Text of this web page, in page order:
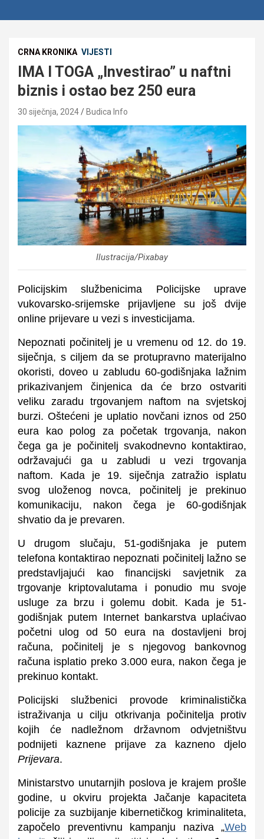
CRNA KRONIKA VIJESTI
IMA I TOGA „Investirao” u naftni
biznis i ostao bez 250 eura
30 siječnja, 2024 Budica Info
Ilustracija/Pixabay
Policijskim službenicima Policijske uprave
vukovarsko-srijemske prijavljene su još dvije
online prijevare u vezi s investicijama.
Nepoznati počinitelj je u vremenu od 12. do 19.
siječnja, s ciljem da se protupravno materijalno
okoristi, doveo u zabludu 60-godišnjaka lažnim
prikazivanjem činjenica da će brzo ostvariti
veliku zaradu trgovanjem naftom na svjetskoj
burzi. Oštećeni je uplatio novčani iznos od 250
eura kao polog za početak trgovanja, nakon
čega ga je počinitelj svakodnevno kontaktirao,
održavajući ga u zabludi u vezi trgovanja
naftom. Kada je 19. siječnja zatražio isplatu
svog uloženog novca, počinitelj je prekinuo
komunikaciju, nakon čega je 60-godišnjak
shvatio da je prevaren.
U drugom slučaju, 51-godišnjaka je putem
telefona kontaktirao nepoznati počinitelj lažno se
predstavljajući kao financijski savjetnik za
trgovanje kriptovalutama i ponudio mu svoje
usluge za brzu i golemu dobit. Kada je 51-
godišnjak putem Internet bankarstva uplaćivao
početni ulog od 50 eura na dostavljeni broj
računa, počinitelj je s njegovog bankovnog
računa isplatio preko 3.000 eura, nakon čega je
prekinuo kontakt.
Policijski službenici provode kriminalistička
istraživanja u cilju otkrivanja počinitelja protiv
kojih će nadležnom državnom odvjetništvu
podnijeti kaznene prijave za kazneno djelo
Prijevara.
Ministarstvo unutarnjih poslova je krajem prošle
godine, u okviru projekta Jačanje kapaciteta
policije za suzbijanje kibernetičkog kriminaliteta,
započelo preventivnu kampanju naziva „Web